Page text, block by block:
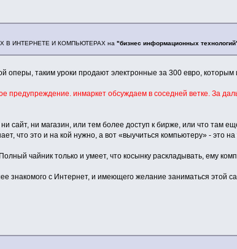
В ИНТЕРНЕТЕ И КОМПЬЮТЕРАХ на "бизнес информационных
таким уроки продают электронные за 300 евро, которым
предупреждение. инмаркет обсуждаем в соседней ветке. За
сайт, ни магазин, или тем более доступ к бирже, или что там
что это и на кой нужно, а вот «выучиться компьютеру» - это на
чайник только и умеет, что косынку раскладывать, ему
знакомого с Интернет, и имеющего желание заниматься этой